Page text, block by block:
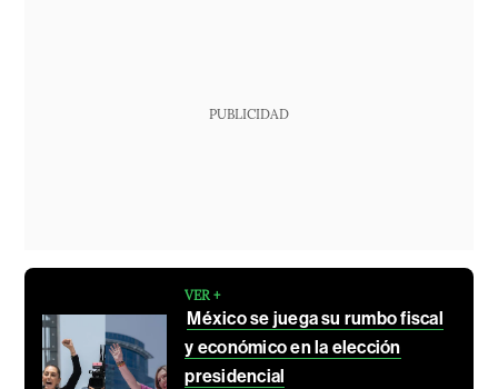
PUBLICIDAD
VER +
México se juega su rumbo fiscal
y económico en la elección
presidencial